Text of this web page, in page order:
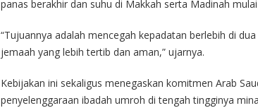
panas berakhir dan suhu di Makkah serta Madinah
“Tujuannya adalah mencegah kepadatan berlebih di
jemaah yang lebih tertib dan aman,” ujarnya.
Kebijakan ini sekaligus menegaskan komitmen Arab
penyelenggaraan ibadah umroh di tengah tingginya